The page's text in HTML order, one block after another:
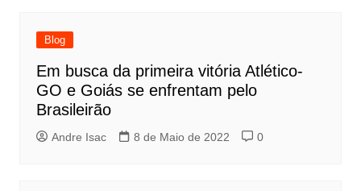
Blog
Em busca da primeira vitória Atlético-
GO e Goiás se enfrentam pelo
Brasileirão
Andre Isac 8 de Maio de 2022 0